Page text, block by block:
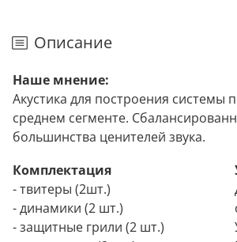
Описание
Наше мнение:
Акустика для построения системы
среднем сегменте.
большинства ценителей звука.
Комплектация
- твитеры (2шт.)
- динамики (2 шт.)
- защитные грили (2 шт.)